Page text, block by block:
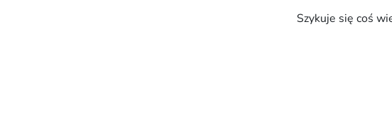
Szykuje się coś